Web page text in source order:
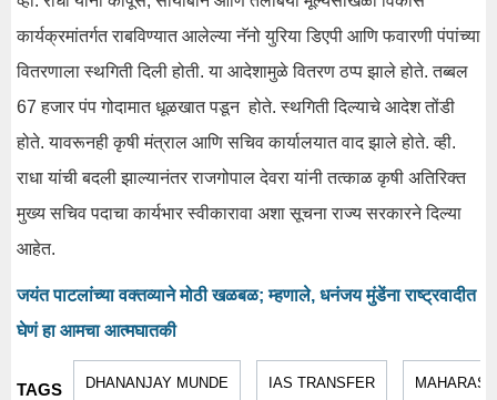
कार्यक्रमांतर्गत राबविण्यात आलेल्या नॅनो युरिया डिएपी आणि फवारणी पंपांच्या
वितरणाला स्थगिती दिली होती. या आदेशामुळे वितरण ठप्प झाले होते. तब्बल
67 हजार पंप गोदामात धूळखात पडून होते. स्थगिती दिल्याचे आदेश तोंडी
होते. यावरूनही कृषी मंत्राल आणि सचिव कार्यालयात वाद झाले होते. व्ही.
राधा यांची बदली झाल्यानंतर राजगोपाल देवरा यांनी तत्काळ कृषी अतिरिक्त
मुख्य सचिव पदाचा कार्यभार स्वीकारावा अशा सूचना राज्य सरकारने दिल्या
आहेत.
जयंत पाटलांच्या वक्तव्याने मोठी खळबळ; म्हणाले, धनंजय मुंडेंना राष्ट्रवादीत
घेणं हा आमचा आत्मघातकी
TAGS DHANANJAY MUNDE IAS TRANSFER